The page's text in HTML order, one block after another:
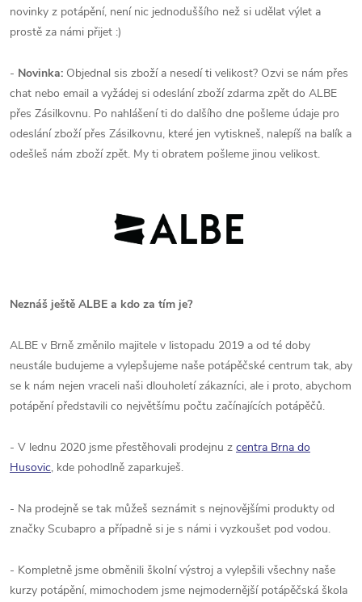
novinky z potápění, není nic jednoduššího než si udělat výlet a
prostě za námi přijet :)
- Novinka: Objednal sis zboží a nesedí ti velikost? Ozvi se nám přes
chat nebo email a vyžádej si odeslání zboží zdarma zpět do ALBE
přes Zásilkovnu. Po nahlášení ti do dalšího dne pošleme údaje pro
odeslání zboží přes Zásilkovnu, které jen vytiskneš, nalepíš na balík a
odešleš nám zboží zpět. My ti obratem pošleme jinou velikost.
Neznáš ještě ALBE a kdo za tím je?
ALBE v Brně změnilo majitele v listopadu 2019 a od té doby
neustále budujeme a vylepšujeme naše potápěčské centrum tak, aby
se k nám nejen vraceli naši dlouholetí zákazníci, ale i proto, abychom
potápění představili co největšímu počtu začínajících potápěčů.
- V lednu 2020 jsme přestěhovali prodejnu z centra Brna do
Husovic, kde pohodlně zaparkuješ.
- Na prodejně se tak můžeš seznámit s nejnovějšími produkty od
značky Scubapro a případně si je s námi i vyzkoušet pod vodou.
- Kompletně jsme obměnili školní výstroj a vylepšili všechny naše
kurzy potápění, mimochodem jsme nejmodernější potápěčská škola